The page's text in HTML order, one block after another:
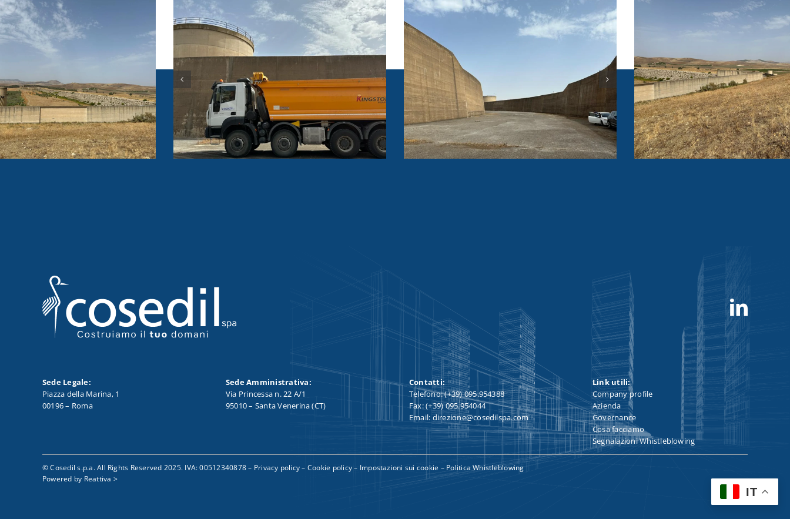
Sede Legale:
Piazza della Marina, 1
00196 – Roma
Sede Amministrativa:
Via Princessa n. 22 A/1
95010 – Santa Venerina (CT)
Contatti:
Telefono: (+39) 095.954388
Fax: (+39) 095.954044
Email: direzione@cosedilspa.com
Link utili:
Company profile
Azienda
Governance
Cosa facciamo
Segnalazioni Whistleblowing
© Cosedil s.p.a. All Rights Reserved 2025. IVA: 00512340878 – Privacy policy– Cookie policy– Impostazioni sui cookie – Politica Whistleblowing
Powered by Reattiva >
IT